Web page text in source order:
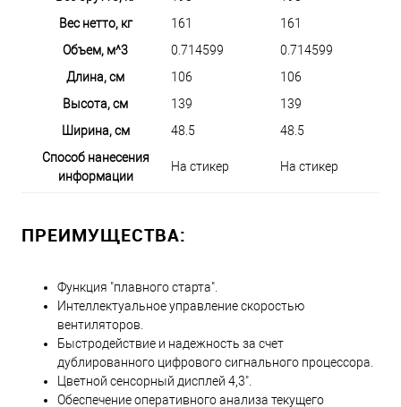
Вес нетто, кг
161
161
Объем, м^3
0.714599
0.714599
Длина, см
106
106
Высота, см
139
139
Ширина, см
48.5
48.5
Способ нанесения
информации
На стикер На стикер
ПРЕИМУЩЕСТВА:
Функция "плавного старта".
Интеллектуальное управление скоростью
вентиляторов.
Быстродействие и надежность за счет
дублированного цифрового сигнального процессора.
Цветной сенсорный дисплей 4,3".
Обеспечение оперативного анализа текущего